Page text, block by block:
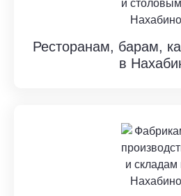
Ресторанам, барам,
в